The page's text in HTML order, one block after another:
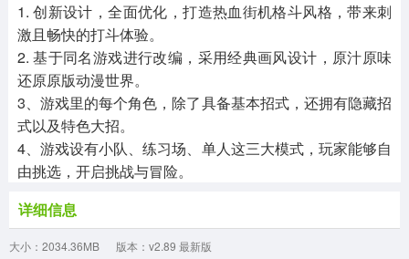
1. 创新设计，全面优化，打造热血街机格斗风格，带来刺
激且畅快的打斗体验。
2. 基于同名游戏进行改编，采用经典画风设计，原汁原味
还原原版动漫世界。
3、游戏里的每个角色，除了具备基本招式，还拥有隐藏招
式以及特色大招。
4、游戏设有小队、练习场、单人这三大模式，玩家能够自
由挑选，开启挑战与冒险。
详细信息
大小：2034.36MB
版本：v2.89 最新版